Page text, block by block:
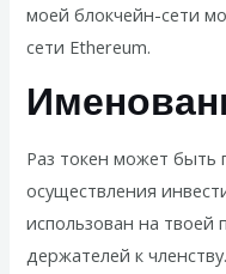
моей блокчейн-сети
сети Ethereum.
Раз токен может
осуществления
использован на твоей
держателей к